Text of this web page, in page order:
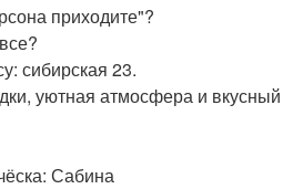
приходите"?
сибирская 23.
уютная атмосфера и вкусный
Сабина